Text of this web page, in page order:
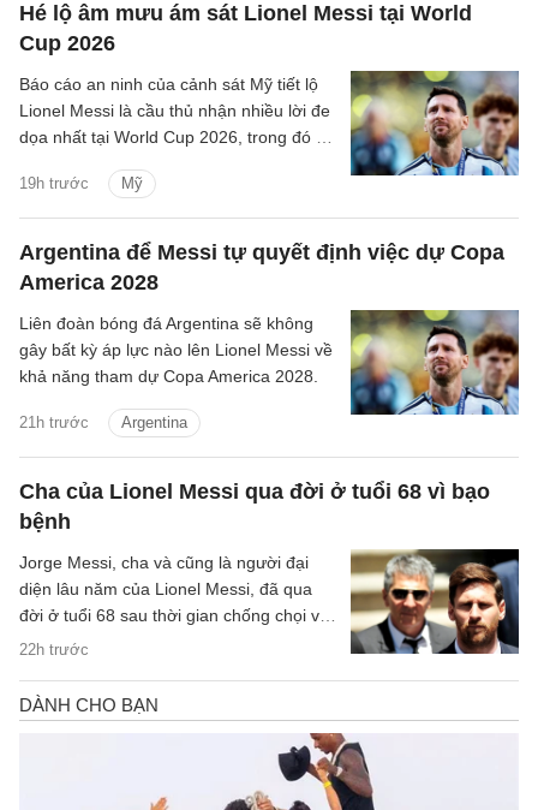
Hé lộ âm mưu ám sát Lionel Messi tại World
Cup 2026
19h trước Mỹ
Báo cáo an ninh của cảnh sát Mỹ tiết lộ
Lionel Messi là cầu thủ nhận nhiều lời đe
dọa nhất tại World Cup 2026, trong đó có
Argentina để Messi tự quyết định việc dự Copa
America 2028
21h trước Argentina
Liên đoàn bóng đá Argentina sẽ không
gây bất kỳ áp lực nào lên Lionel Messi về
khả năng tham dự Copa America 2028.
Cha của Lionel Messi qua đời ở tuổi 68 vì bạo
bệnh
22h trước
Jorge Messi, cha và cũng là người đại
diện lâu năm của Lionel Messi, đã qua
đời ở tuổi 68 sau thời gian chống chọi với
căn bệnh ung thư tuyến tụy.